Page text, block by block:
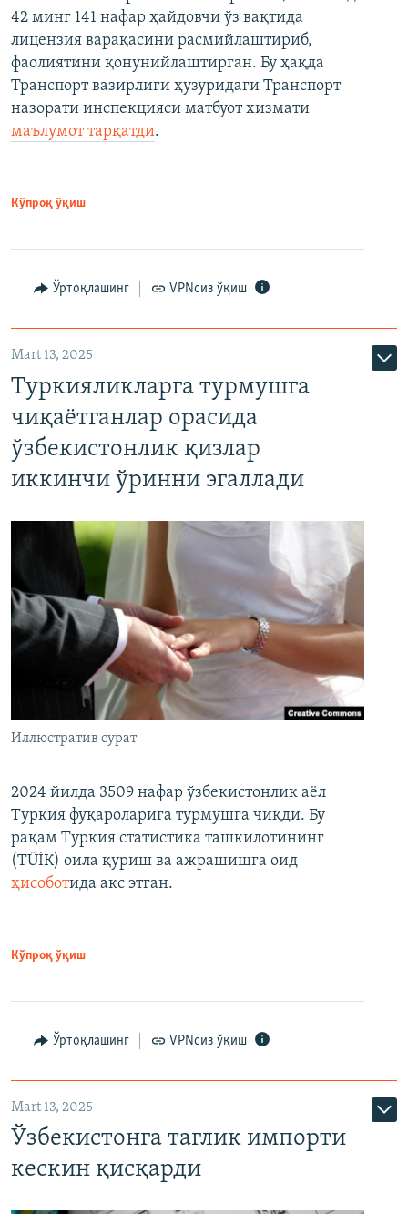
42 минг 141 нафар ҳайдовчи ўз вақтида
лицензия варақасини расмийлаштириб,
фаолиятини қонунийлаштирган. Бу ҳақда
Транспорт вазирлиги ҳузуридаги Транспорт
назорати инспекцияси матбуот хизмати
маълумот тарқатди.
Кўпроқ ўқиш
Ўртоқлашинг VPNсиз ўқиш
Mart 13, 2025
Туркияликларга турмушга
чиқаётганлар орасида
ўзбекистонлик қизлар
иккинчи ўринни эгаллади
Иллюстратив сурат
2024 йилда 3509 нафар ўзбекистонлик аёл
Туркия фуқароларига турмушга чиқди. Бу
рақам Туркия статистика ташкилотининг
(ТÜİК) оила қуриш ва ажрашишга оид
ҳисоботида акс этган.
Кўпроқ ўқиш
Ўртоқлашинг VPNсиз ўқиш
Mart 13, 2025
Ўзбекистонга таглик импорти
кескин қисқарди